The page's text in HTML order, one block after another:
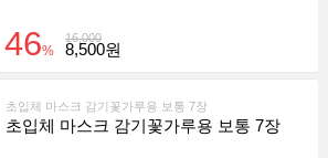
16,000
46% 8,500원
초입체 마스크 감기꽃가루용 보통 7장
초입체 마스크 감기꽃가루용 보통 7장